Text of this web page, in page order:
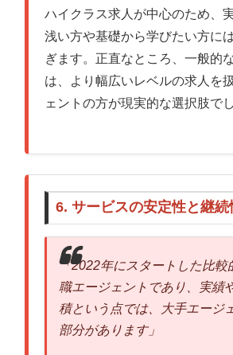
ハイクラス求人が中心のため、
浅い方や基礎から学びたい方に
ぎます。正直なところ、一般的
は、より幅広いレベルの求人を
ェントの方が現実的な選択肢でし
6. サービスの安定性と継続
「2022年にスタートした比較
職エージェントであり、実績
積という点では、大手エージ
部分があります」